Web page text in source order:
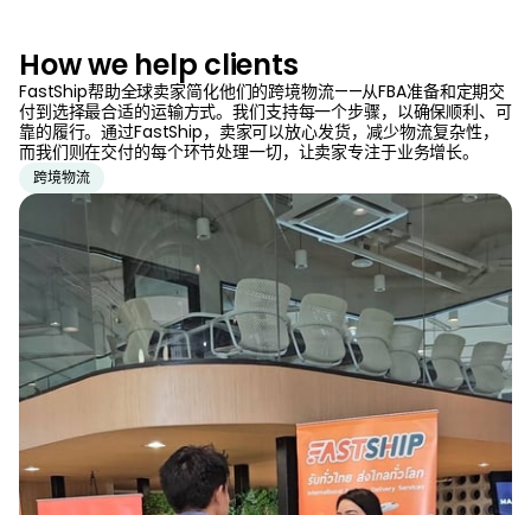
How we help clients
FastShip帮助全球卖家简化他们的跨境物流——从FBA准备和定期交
付到选择最合适的运输方式。我们支持每一个步骤，以确保顺利、可
靠的履行。通过FastShip，卖家可以放心发货，减少物流复杂性，
而我们则在交付的每个环节处理一切，让卖家专注于业务增长。
跨境物流